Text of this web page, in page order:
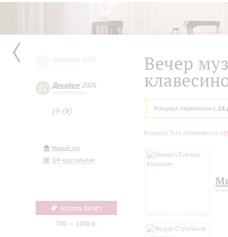
21 Декабря 2026
понедельник
19:00
Малый зал
QR-код события
Купить билет
700 — 1200 р.
Вечер
Концерт перенесен с 24
Концерт 5-го абонемента «